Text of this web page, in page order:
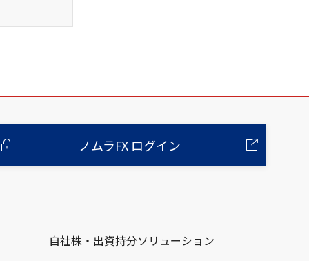
ノムラFX ログイン
自社株・出資持分ソリューション